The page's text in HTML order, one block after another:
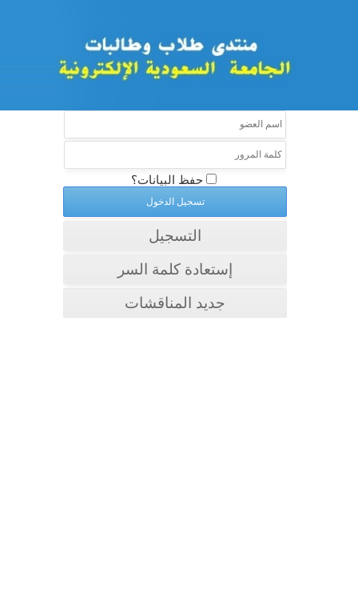
حفظ البيانات؟
التسجيل
إستعادة كلمة السر
جديد المناقشات